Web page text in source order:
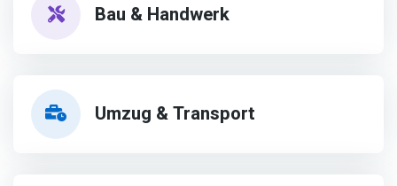
Bau & Handwerk
Umzug & Transport